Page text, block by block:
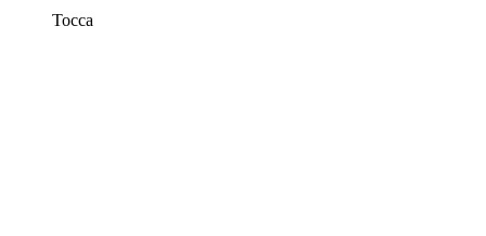
Tocca